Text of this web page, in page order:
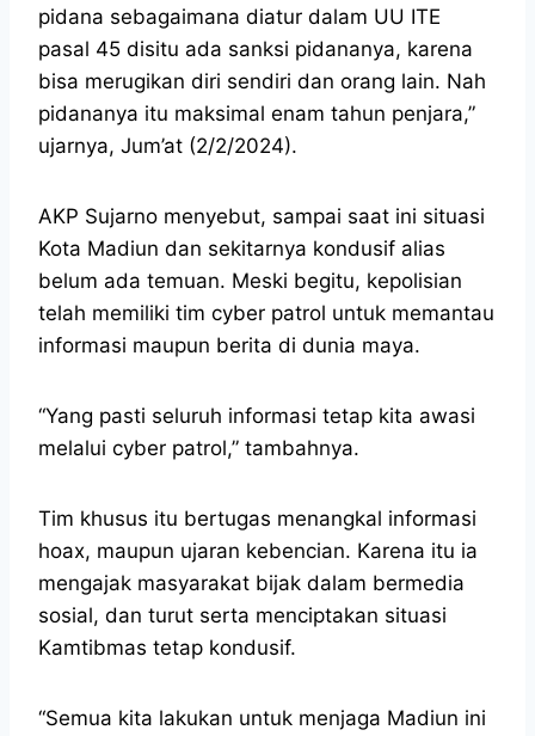
pidana sebagaimana diatur dalam UU ITE
pasal 45 disitu ada sanksi pidananya, karena
bisa merugikan diri sendiri dan orang lain. Nah
pidananya itu maksimal enam tahun penjara,”
ujarnya, Jum’at (2/2/2024).
AKP Sujarno menyebut, sampai saat ini situasi
Kota Madiun dan sekitarnya kondusif alias
belum ada temuan. Meski begitu, kepolisian
telah memiliki tim cyber patrol untuk memantau
informasi maupun berita di dunia maya.
“Yang pasti seluruh informasi tetap kita awasi
melalui cyber patrol,” tambahnya.
Tim khusus itu bertugas menangkal informasi
hoax, maupun ujaran kebencian. Karena itu ia
mengajak masyarakat bijak dalam bermedia
sosial, dan turut serta menciptakan situasi
Kamtibmas tetap kondusif.
“Semua kita lakukan untuk menjaga Madiun ini